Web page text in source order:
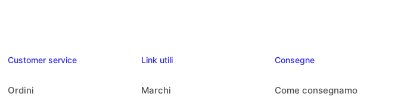
Customer service
Ordini
Link utili
Marchi
Consegne
Come consegnamo